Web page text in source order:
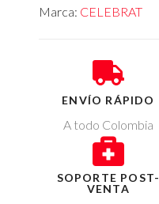
Marca: CELEBRAT
ENVÍO RÁPIDO
A todo Colombia
SOPORTE POST-
VENTA